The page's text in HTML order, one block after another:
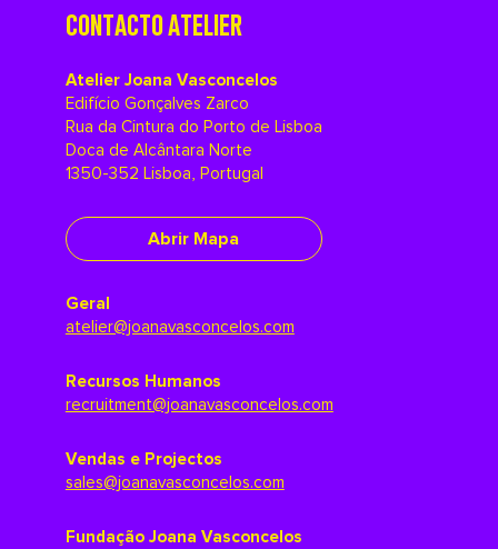
CONTACTO ATELIER
Atelier Joana Vasconcelos
Edifício Gonçalves Zarco
Rua da Cintura do Porto de Lisboa
Doca de Alcântara Norte
1350-352 Lisboa, Portugal
Abrir Mapa
Geral
atelier@joanavasconcelos.com
Recursos Humanos
recruitment@joanavasconcelos.com
Vendas e Projectos
sales@joanavasconcelos.com
Fundação Joana Vasconcelos